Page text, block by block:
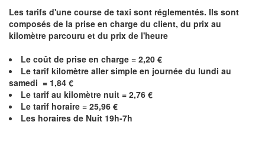
Les tarifs d'une course de taxi sont réglementés. Ils sont
composés de la prise en charge du client, du prix au
kilomètre parcouru et du prix de l'heure
Le coût de prise en charge = 2,20 €
Le tarif kilomètre aller simple en journée du lundi au
samedi = 1,84 €
Le tarif au kilomètre nuit = 2,76 €
Le tarif horaire = 25,96 €
Les horaires de Nuit 19h-7h